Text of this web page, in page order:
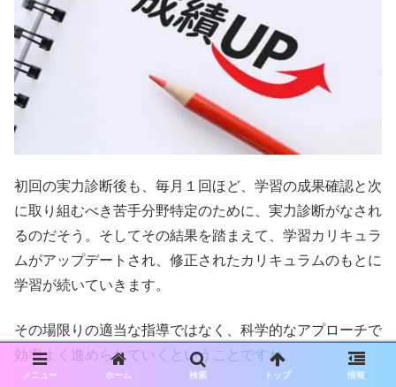
初回の実力診断後も、毎月１回ほど、学習の成果確認と次
に取り組むべき苦手分野特定のために、実力診断がなされ
るのだそう。そしてその結果を踏まえて、学習カリキュラ
ムがアップデートされ、修正されたカリキュラムのもとに
学習が続いていきます。
その場限りの適当な指導ではなく、科学的なアプローチで
効率よく進められていくということですね。
メニュー ホーム 検索 トップ 情報